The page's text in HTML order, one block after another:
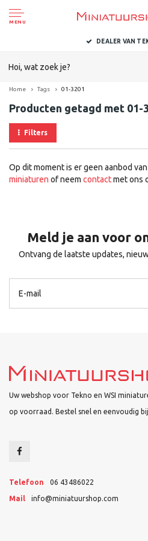
MENU
DEALER VAN
Home Tags 01-3201
Producten getagd met 01-
Filters
Op dit moment is er geen aanbod
miniaturen of neem contactmet ons
Meld je aan voor
Ontvang de laatste updates,
Uw webshop voor Tekno en WSI
op voorraad. Bestel snel en eenvoudig
Telefoon 06 43486022
Mail info@miniatuurshop.com